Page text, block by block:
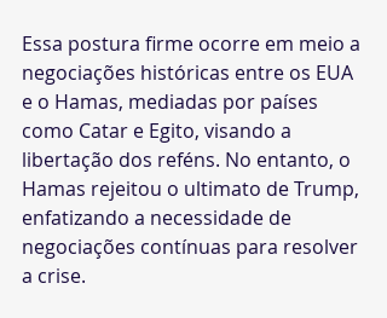
Essa postura firme ocorre em meio a
negociações históricas entre os EUA
e o Hamas, mediadas por países
como Catar e Egito, visando a
libertação dos reféns. No entanto, o
Hamas rejeitou o ultimato de Trump,
enfatizando a necessidade de
negociações contínuas para resolver
a crise.